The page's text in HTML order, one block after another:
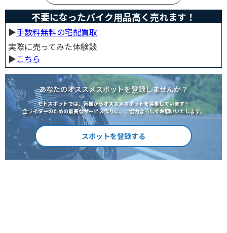
不要になったバイク用品高く売れます！
▶︎手数料無料の宅配買取
実際に売ってみた体験談
▶︎こちら
あなたのオススメスポットを登録しませんか？
モトスポットでは、皆様からオススメスポットを募集しています！
全ライダーのための最高なサービス作りに、ご協力よろしくお願いいたします。
スポットを登録する